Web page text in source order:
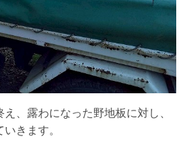
、露わになった野地板に対し、
きます。